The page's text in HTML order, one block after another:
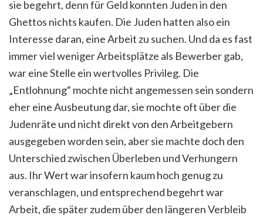
sie begehrt, denn für Geld konnten Juden in den
Ghettos nichts kaufen. Die Juden hatten also ein
Interesse daran, eine Arbeit zu suchen. Und da es fast
immer viel weniger Arbeitsplätze als Bewerber gab,
war eine Stelle ein wertvolles Privileg. Die
„Entlohnung“ mochte nicht angemessen sein sondern
eher eine Ausbeutung dar, sie mochte oft über die
Judenräte und nicht direkt von den Arbeitgebern
ausgegeben worden sein, aber sie machte doch den
Unterschied zwischen Überleben und Verhungern
aus. Ihr Wert war insofern kaum hoch genug zu
veranschlagen, und entsprechend begehrt war
Arbeit, die später zudem über den längeren Verbleib